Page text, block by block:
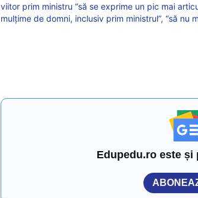
viitor prim ministru “să se exprime un pic mai
mulțime de domni, inclusiv prim ministrul”, “să nu
Edupedu.ro este și